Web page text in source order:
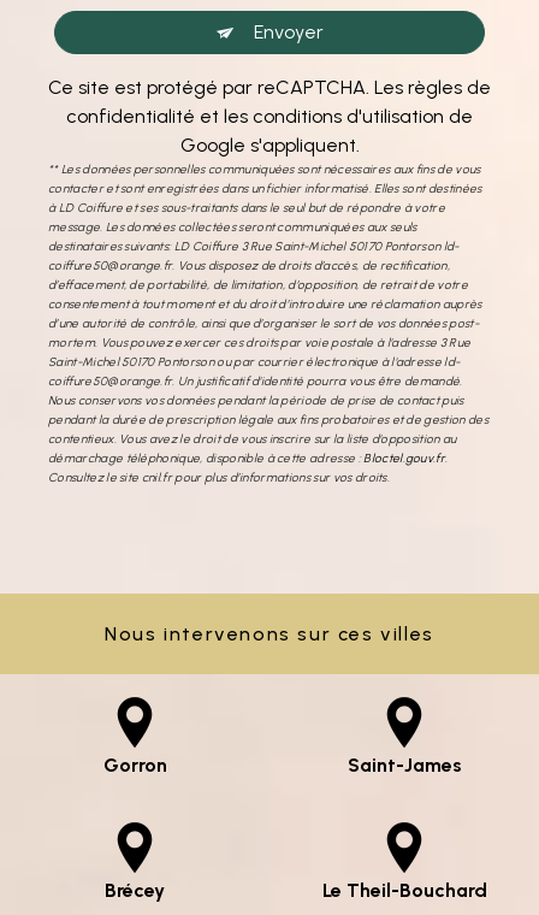
Envoyer
Ce site est protégé par reCAPTCHA. Les règles de
confidentialité et les conditions d'utilisation de
Google s'appliquent.
** Les données personnelles communiquées sont nécessaires aux fins de vous
contacter et sont enregistrées dans un fichier informatisé. Elles sont destinées
à LD Coiffure et ses sous-traitants dans le seul but de répondre à votre
message. Les données collectées seront communiquées aux seuls
destinataires suivants: LD Coiffure 3 Rue Saint-Michel 50170 Pontorson ld-
coiffure50@orange.fr. Vous disposez de droits d’accès, de rectification,
d’effacement, de portabilité, de limitation, d’opposition, de retrait de votre
consentement à tout moment et du droit d’introduire une réclamation auprès
d’une autorité de contrôle, ainsi que d’organiser le sort de vos données post-
mortem. Vous pouvez exercer ces droits par voie postale à l'adresse 3 Rue
Saint-Michel 50170 Pontorson ou par courrier électronique à l'adresse ld-
coiffure50@orange.fr. Un justificatif d'identité pourra vous être demandé.
Nous conservons vos données pendant la période de prise de contact puis
pendant la durée de prescription légale aux fins probatoires et de gestion des
contentieux. Vous avez le droit de vous inscrire sur la liste d'opposition au
démarchage téléphonique, disponible à cette adresse :Bloctel.gouv.fr.
Consultez le site cnil.fr pour plus d’informations sur vos droits.
Nous intervenons sur ces villes
Gorron Saint-James
Brécey Le Theil-Bouchard